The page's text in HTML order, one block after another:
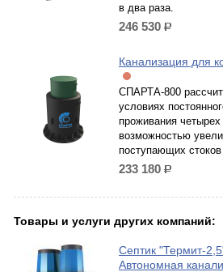
в два раза.
246 530 р.
Канализация для
СПАРТА-800
условиях
проживания четырех
возможностью
поступающих
233 180 р.
Товары и услуги других компаний:
Септик "Термит-
Автономная